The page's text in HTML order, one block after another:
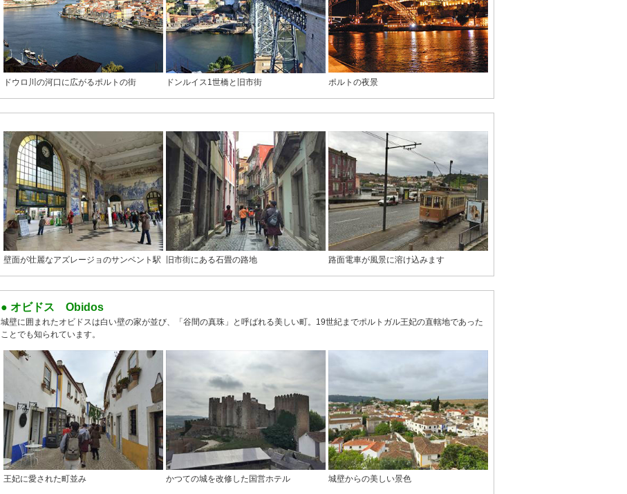
ドウロ川の河口に広がるポルトの街 ドンルイス1世橋と旧市街 ポルトの夜景
壁面が壮麗なアズレージョのサンベント駅 旧市街にある石畳の路地 路面電車が風景に溶け込みます
● オビドス Obidos
城壁に囲まれたオビドスは白い壁の家が並び、「谷間の真珠」と呼ばれる美しい町。19世紀までポルトガル王妃の直轄地であった
ことでも知られています。
王妃に愛された町並み かつての城を改修した国営ホテル 城壁からの美しい景色